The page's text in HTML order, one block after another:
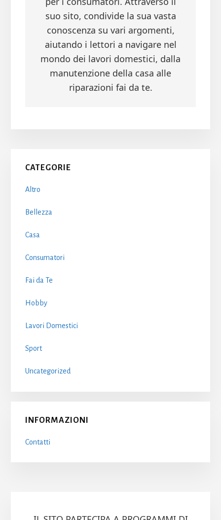
suo sito, condivide la sua vasta
conoscenza su vari argomenti,
aiutando i lettori a navigare nel
mondo dei lavori domestici, dalla
manutenzione della casa alle
riparazioni fai da te.
Primary
Sidebar
CATEGORIE
Altro
Bellezza
Casa
Consumatori
Fai da Te
Hobby
Lavori Domestici
Sport
Uncategorized
INFORMAZIONI
Contatti